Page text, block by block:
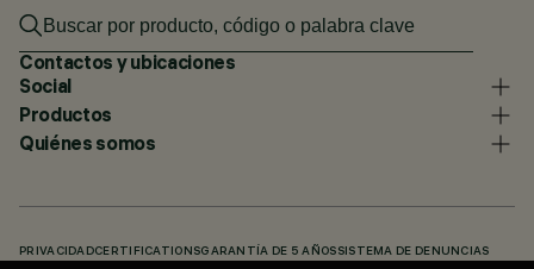
Contactos y ubicaciones
Social
Productos
Quiénes somos
PRIVACIDADCERTIFICATIONSGARANTÍA DE 5 AÑOS SISTEMA DE DENUNCIAS